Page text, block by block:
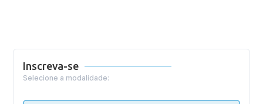
Inscreva-se
Selecione a modalidade: